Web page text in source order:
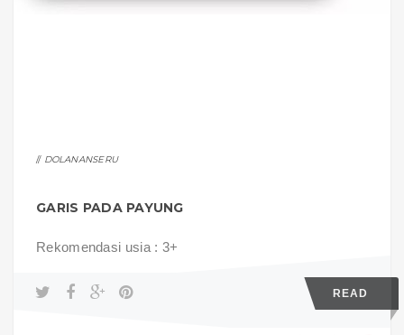
DOLANANSERU
GARIS PADA PAYUNG
Rekomendasi usia : 3+
READ